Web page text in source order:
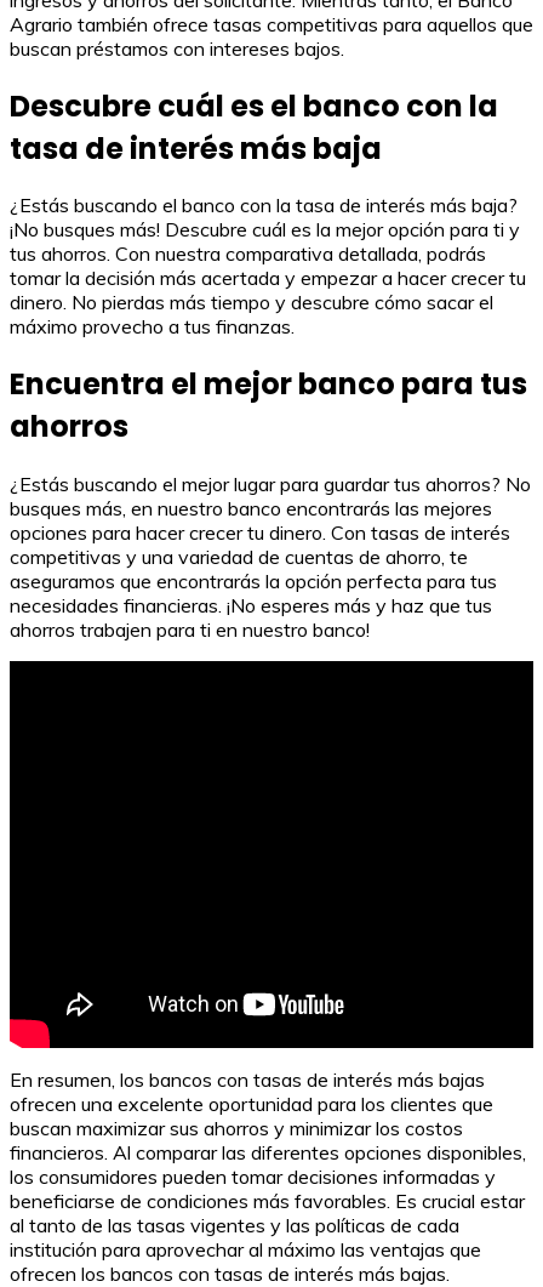
Agrario también ofrece tasas competitivas para aquellos que
buscan préstamos con intereses bajos.
Descubre cuál es el banco con la
tasa de interés más baja
¿Estás buscando el banco con la tasa de interés más baja?
¡No busques más! Descubre cuál es la mejor opción para ti y
tus ahorros. Con nuestra comparativa detallada, podrás
tomar la decisión más acertada y empezar a hacer crecer tu
dinero. No pierdas más tiempo y descubre cómo sacar el
máximo provecho a tus finanzas.
Encuentra el mejor banco para tus
ahorros
¿Estás buscando el mejor lugar para guardar tus ahorros? No
busques más, en nuestro banco encontrarás las mejores
opciones para hacer crecer tu dinero. Con tasas de interés
competitivas y una variedad de cuentas de ahorro, te
aseguramos que encontrarás la opción perfecta para tus
necesidades financieras. ¡No esperes más y haz que tus
ahorros trabajen para ti en nuestro banco!
En resumen, los bancos con tasas de interés más bajas
ofrecen una excelente oportunidad para los clientes que
buscan maximizar sus ahorros y minimizar los costos
financieros. Al comparar las diferentes opciones disponibles,
los consumidores pueden tomar decisiones informadas y
beneficiarse de condiciones más favorables. Es crucial estar
al tanto de las tasas vigentes y las políticas de cada
institución para aprovechar al máximo las ventajas que
ofrecen los bancos con tasas de interés más bajas.